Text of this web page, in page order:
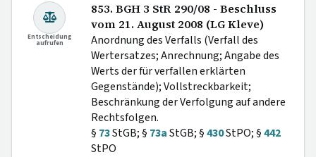
Entscheidung
aufrufen
853. BGH 3 StR 290/08 - Beschluss
vom 21. August 2008 (LG Kleve)
Anordnung des Verfalls (Verfall des
Wertersatzes; Anrechnung; Angabe des
Werts der für verfallen erklärten
Gegenstände); Vollstreckbarkeit;
Beschränkung der Verfolgung auf andere
Rechtsfolgen.
§ 73StGB; § 73aStGB; §430StPO; §442
StPO